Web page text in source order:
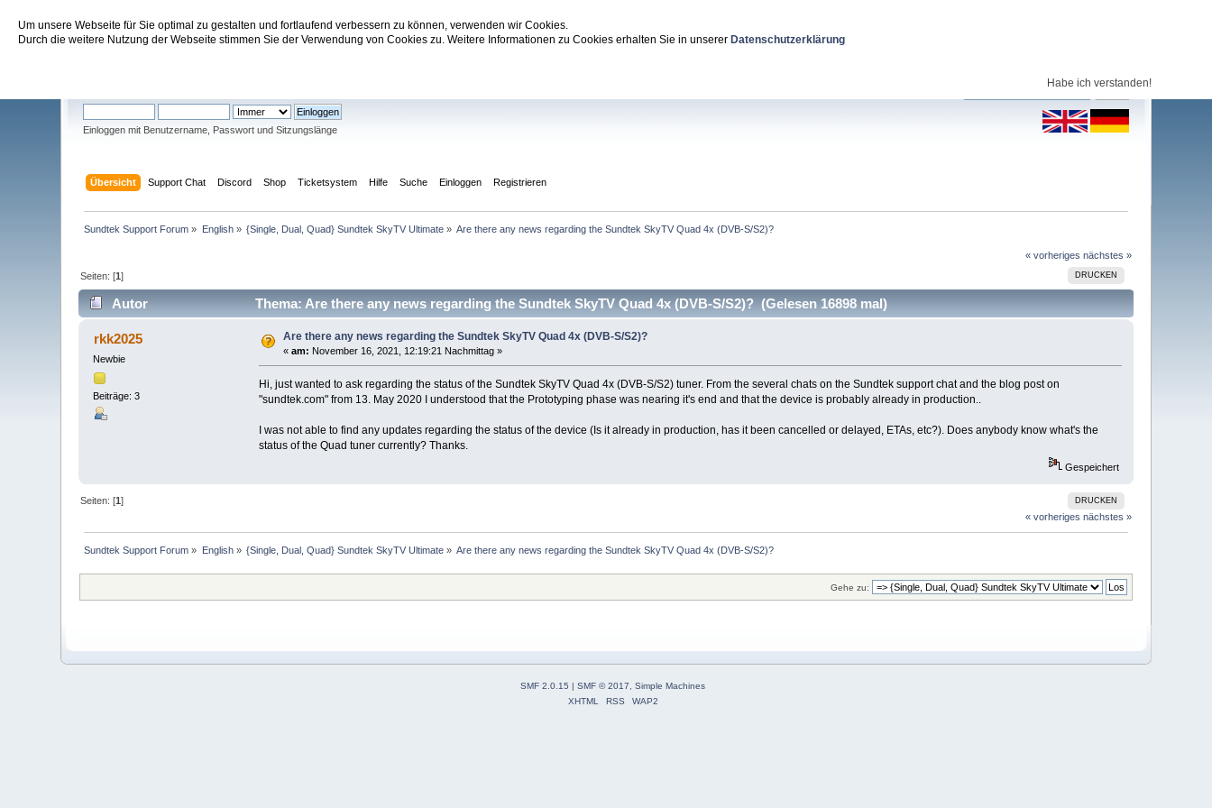
Um unsere Webseite für Sie optimal zu gestalten und fortlaufend verbessern zu können, verwenden wir Cookies.
Durch die weitere Nutzung der Webseite stimmen Sie der Verwendung von Cookies zu. Weitere Informationen zu Cookies erhalten Sie in unserer Datenschutzerklärung
Habe ich verstanden!
Sundtek Support Forum
Einloggen mit Benutzername, Passwort und Sitzungslänge
Übersicht Support Chat Discord Shop Ticketsystem Hilfe Suche Einloggen Registrieren
Sundtek Support Forum » English» {Single, Dual, Quad} Sundtek SkyTV Ultimate » Are there any news regarding the Sundtek SkyTV Quad 4x (DVB-S/S2)?
« vorheriges nächstes »
DRUCKEN
Seiten: [1]
Autor Thema: Are there any news regarding the Sundtek SkyTV Quad 4x (DVB-S/S2)? (Gelesen 16898 mal)
rkk2025
Newbie
Beiträge: 3
Are there any news regarding the Sundtek SkyTV Quad 4x (DVB-S/S2)?
«am: November 16, 2021, 12:19:21 Nachmittag »
Hi, just wanted to ask regarding the status of the Sundtek SkyTV Quad 4x (DVB-S/S2) tuner. From the several chats on the Sundtek support chat and the blog post on
"sundtek.com" from 13. May 2020 I understood that the Prototyping phase was nearing it's end and that the device is probably already in production..
I was not able to find any updates regarding the status of the device (Is it already in production, has it been cancelled or delayed, ETAs, etc?). Does anybody know what's the
status of the Quad tuner currently? Thanks.
Gespeichert
DRUCKEN
Seiten: [1]
« vorheriges nächstes »
Sundtek Support Forum » English» {Single, Dual, Quad} Sundtek SkyTV Ultimate » Are there any news regarding the Sundtek SkyTV Quad 4x (DVB-S/S2)?
Gehe zu:
SMF 2.0.15 SMF © 2017, Simple Machines
XHTML
RSS WAP2